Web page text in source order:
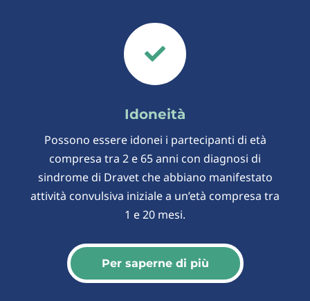

Idoneità
Possono essere idonei i partecipanti di età
compresa tra 2 e 65 anni con diagnosi di
sindrome di Dravet che abbiano manifestato
attività convulsiva iniziale a un’età compresa tra
1 e 20 mesi.
Per saperne di più